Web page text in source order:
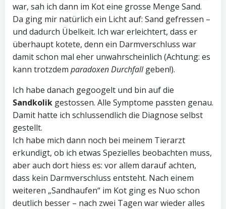
war, sah ich dann im Kot eine grosse Menge Sand.
Da ging mir natürlich ein Licht auf: Sand gefressen –
und dadurch Übelkeit. Ich war erleichtert, dass er
überhaupt kotete, denn ein Darmverschluss war
damit schon mal eher unwahrscheinlich (Achtung: es
kann trotzdem paradoxen Durchfallgeben!).
Ich habe danach gegoogelt und bin auf die
Sandkolik gestossen. Alle Symptome passten genau.
Damit hatte ich schlussendlich die Diagnose selbst
gestellt.
Ich habe mich dann noch bei meinem Tierarzt
erkundigt, ob ich etwas Spezielles beobachten muss,
aber auch dort hiess es: vor allem darauf achten,
dass kein Darmverschluss entsteht. Nach einem
weiteren „Sandhaufen“ im Kot ging es Nuo schon
deutlich besser – nach zwei Tagen war wieder alles